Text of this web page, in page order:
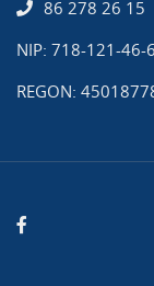
86 278 26 15
NIP: 718-121-46-
REGON: